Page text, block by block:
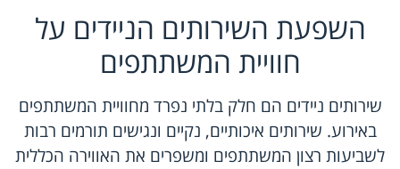
השפעת השירותים הניידים על
חוויית המשתתפים
שירותים ניידים הם חלק בלתי נפרד מחוויית המשתתפים
באירוע. שירותים איכותיים, נקיים ונגישים תורמים רבות
לשביעות רצון המשתתפים ומשפרים את האווירה הכללית